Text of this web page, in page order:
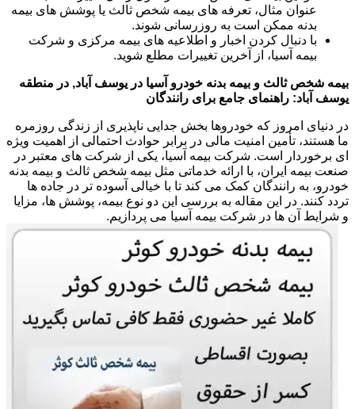
عنوان مثال، تعرفه های بیمه شخص ثالث یا پوشش های بیمه
بدنه ممکن است به روزرسانی شوند.
با دنبال کردن اخبار و اطلاعیه های بیمه مرکزی و شرکت
بیمه آسیا، از آخرین تغییرات مطلع شوید.
بیمه شخص ثالث و بیمه بدنه خودرو آسیا در یوسف آباد, در منطقه
یوسف آباد: راهنمای جامع برای رانندگان
در دنیای امروز که خودروها بخش جدایی ناپذیری از زندگی روزمره
ما هستند، تأمین امنیت مالی در برابر حوادث احتمالی از اهمیت ویژه
ای برخوردار است. شرکت بیمه آسیا، یکی از شرکت های معتبر در
صنعت بیمه ایران، با ارائه خدماتی مثل بیمه شخص ثالث و بیمه بدنه
خودرو، به رانندگان کمک می کند تا با خیالی آسوده تر در جاده ها
تردد کنند. در این مقاله به بررسی این دو نوع بیمه، پوشش ها، مزایا
و شرایط آن ها در شرکت بیمه آسیا می پردازیم.